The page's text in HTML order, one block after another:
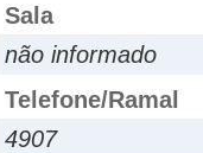
Sala
não informado
Telefone/Ramal
4907